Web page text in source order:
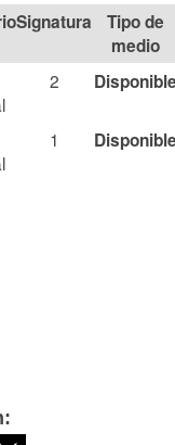
Signatura
Tipo de
medio
2
1